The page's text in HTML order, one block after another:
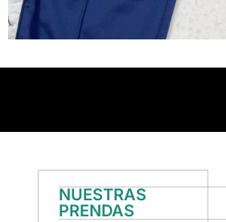
NUESTRAS
PRENDAS